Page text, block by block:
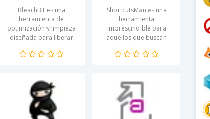
BleachBit es una
herramienta de
optimización y limpieza
diseñada para liberar
proteger la privacidad
basa...
ShortcutsMan es una
herramienta
imprescindible para
aquellos que buscan
trabajo en entornos